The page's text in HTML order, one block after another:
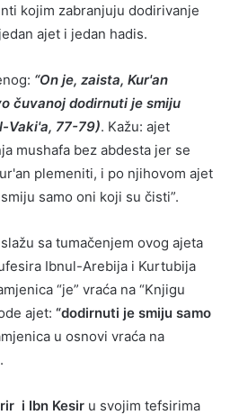
kojim zabranjuju dodirivanje
ajet i jedan hadis.
“On je, zaista, Kur'an
čuvanoj dodirnuti je smiju
Vaki'a, 77-79). Kažu: ajet
mushafa bez abdesta jer se
plemeniti, i po njihovom ajet
samo oni koji su čisti”.
sa tumačenjem ovog ajeta
Ibnul-Arebija i Kurtubija
“je” vraća na “Knjigu
ajet: “dodirnuti je smiju samo
u osnovi vraća na
i Ibn Kesir u svojim tefsirima